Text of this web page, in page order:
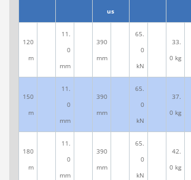
us
120
m
11.
0
mm
390
mm
65.
0
kN
33.
0 kg
150
m
11.
0
mm
390
mm
65.
0
kN
37.
0 kg
180
m
11.
0
mm
390
mm
65.
0
kN
42.
0 kg